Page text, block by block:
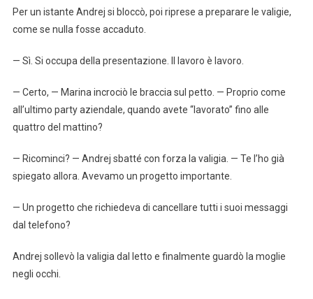
Per un istante Andrej si bloccò, poi riprese a preparare le valigie,
come se nulla fosse accaduto.
— Sì. Si occupa della presentazione. Il lavoro è lavoro.
— Certo, — Marina incrociò le braccia sul petto. — Proprio come
all’ultimo party aziendale, quando avete “lavorato” fino alle
quattro del mattino?
— Ricominci? — Andrej sbatté con forza la valigia. — Te l’ho già
spiegato allora. Avevamo un progetto importante.
— Un progetto che richiedeva di cancellare tutti i suoi messaggi
dal telefono?
Andrej sollevò la valigia dal letto e finalmente guardò la moglie
negli occhi.